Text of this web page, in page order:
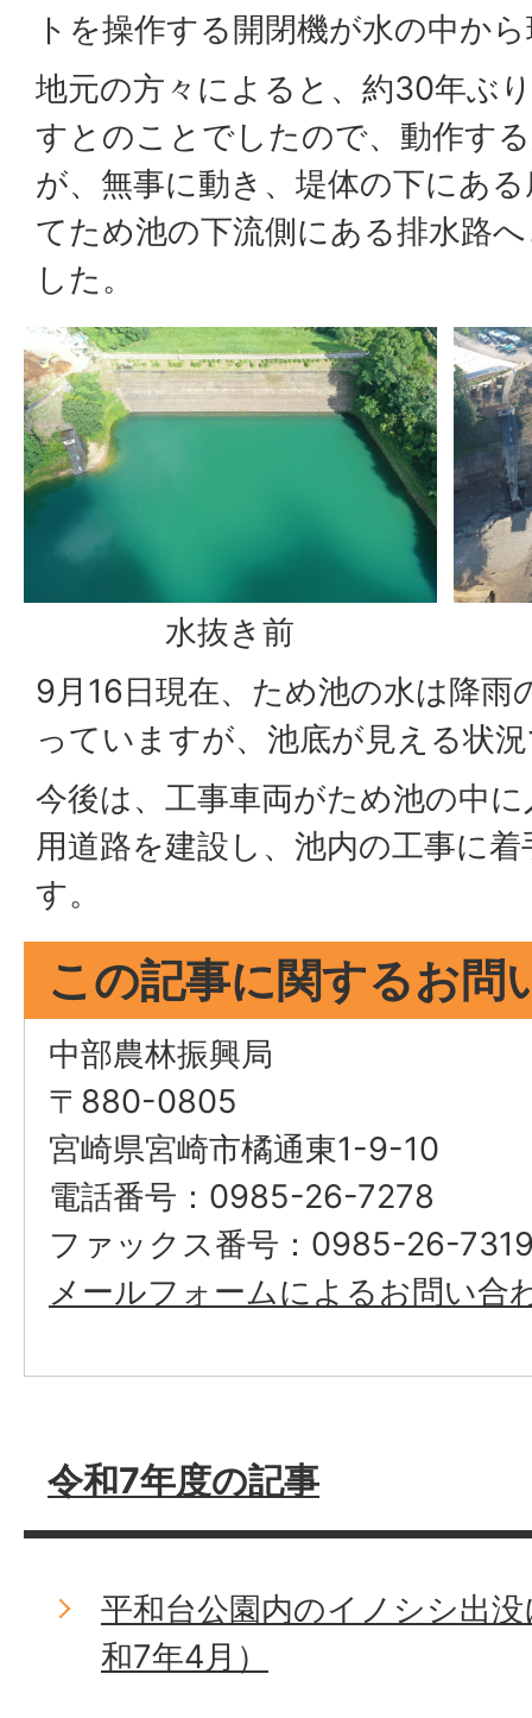
トを操作する開閉機が水の中か
地元の方々によると、約30年ぶ
すとのことでしたので、動作す
が、無事に動き、堤体の下にあ
てため池の下流側にある排水路
した。
水抜き前
9月16日現在、ため池の水は降雨
っていますが、池底が見える状
今後は、工事車両がため池の中
用道路を建設し、池内の工事に
す。
この記事に関するお問
中部農林振興局
〒880-0805
宮崎県宮崎市橘通東1-9-10
電話番号：0985-26-7278
ファックス番号：0985-26-
メールフォームによるお問い合
令和7年度の記事
平和台公園内のイノシシ出
和7年4月）